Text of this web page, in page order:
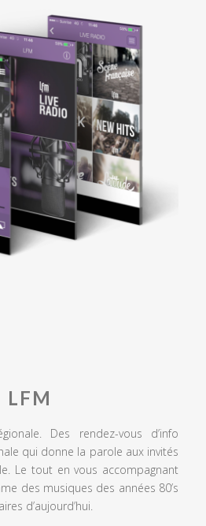
LFM
Des rendez-vous d’info
qui donne la parole aux invités
Le tout en vous accompagnant
des musiques des années 80’s
d’aujourd’hui.